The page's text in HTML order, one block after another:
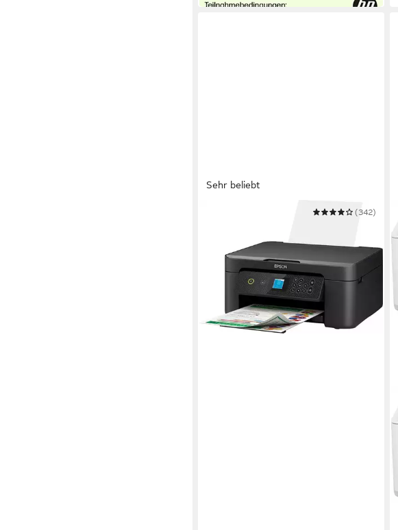
Sehr beliebt
Multifunktionsdrucker
5760 x 1440 dpi Auflösung Farb Druck
1200 x 2400 dpi
Auflösung Scan
Tintendruck
Druckverfahren
(342)
UVP94,99 €
in 2-3 Werktagen bei dir